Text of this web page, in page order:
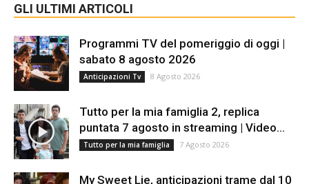
GLI ULTIMI ARTICOLI
Programmi TV del pomeriggio di oggi |
sabato 8 agosto 2026
Anticipazioni Tv 8 Agosto 2026
Tutto per la mia famiglia 2, replica
puntata 7 agosto in streaming | Video...
Tutto per la mia famiglia 7 Agosto 2026
My Sweet Lie, anticipazioni trame dal 10